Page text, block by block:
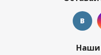
Наши